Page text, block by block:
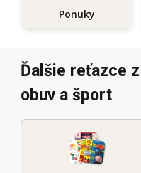
Ponuky
Ďalšie reťazce
obuv a šport